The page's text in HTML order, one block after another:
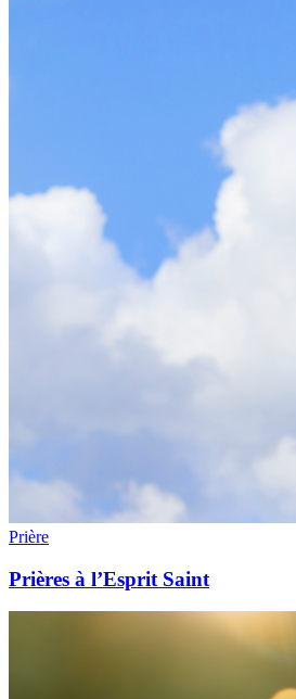
Prière
Prières à l’Esprit Saint